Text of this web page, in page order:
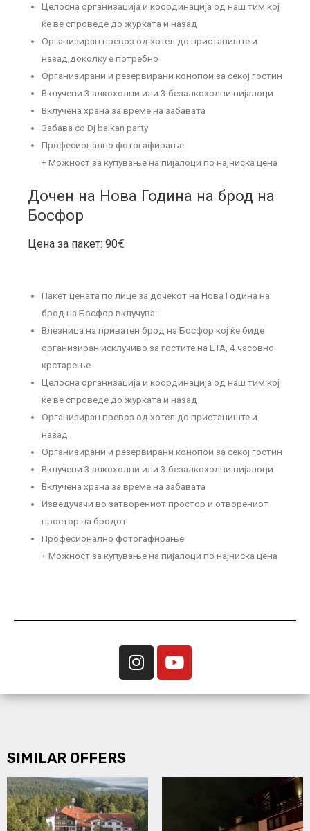
Целосна организација и координација од наш тим кој
ќе ве спроведе до журката и назад
Организиран превоз од хотел до пристаниште и
назад,доколку е потребно
Организирани и резервирани конопои за секој гостин
Вклучени 3 алкохолни или 3 безалкохолни пијалоци
Вклучена храна за време на забавата
Забава со Dj balkan party
Професионално фотогафирање
+ Можност за купување на пијалоци по најниска цена
Дочен на Нова Година на брод на
Босфор
Цена за пакет: 90€
Пакет цената по лице за дочекот на Нова Година на
брод на Босфор вклучува:
Влезница на приватен брод на Босфор кој ќе биде
организиран исклучиво за гостите на ЕТА, 4 часовно
крстарење
Целосна организација и координација од наш тим кој
ќе ве спроведе до журката и назад
Организиран превоз од хотел до пристаниште и
назад
Организирани и резервирани конопои за секој гостин
Вклучени 3 алкохолни или 3 безалкохолни пијалоци
Вклучена храна за време на забавата
Изведучачи во затворениот простор и отворениот
простор на бродот
Професионално фотогафирање
+ Можност за купување на пијалоци по најниска цена
SIMILAR OFFERS